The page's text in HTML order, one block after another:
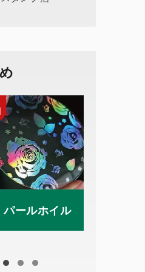
ルホイル